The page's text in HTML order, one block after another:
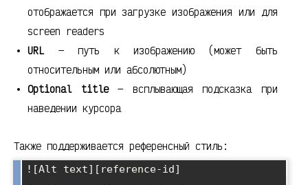
отображается при загрузке изображения или для
screen readers
URL— путь к изображению (может быть
относительным или абсолютным)
Optional title— всплывающая подсказка при
наведении курсора
Также поддерживается референсный стиль:
![Alt text][reference-id]